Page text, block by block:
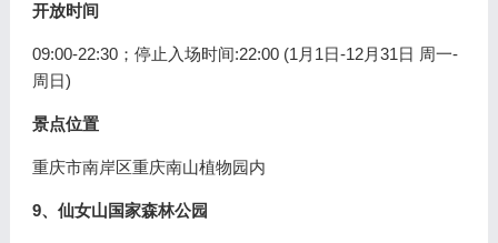
开放时间
09:00-22:30；停止入场时间:22:00 (1月1日-12月31日 周一-
周日)
景点位置
重庆市南岸区重庆南山植物园内
9、仙女山国家森林公园